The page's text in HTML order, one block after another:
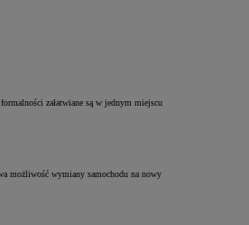
załatwiane są w jednym miejscu
możliwość wymiany samochodu na nowy